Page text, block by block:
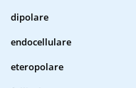
dipolare
endocellulare
eteropolare